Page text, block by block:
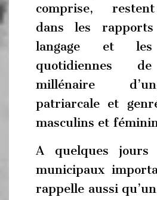
comprise,
dans les
langage et les
quotidiennes
millénaire
patriarcale et
masculins et
A quelques jours
municipaux
rappelle aussi